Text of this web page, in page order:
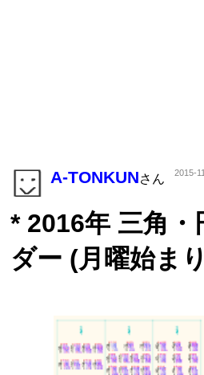
A-TONKUNさん 2015-
* 2016年 三角・
ダー (月曜始ま